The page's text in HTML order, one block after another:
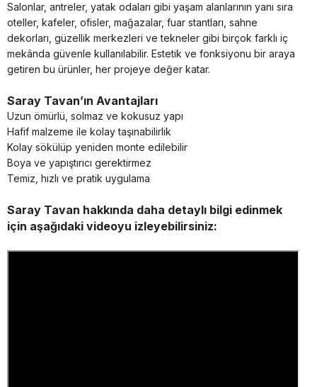
Salonlar, antreler, yatak odaları gibi yaşam alanlarının yanı sıra
oteller, kafeler, ofisler, mağazalar, fuar stantları, sahne
dekorları, güzellik merkezleri ve tekneler gibi birçok farklı iç
mekânda güvenle kullanılabilir. Estetik ve fonksiyonu bir araya
getiren bu ürünler, her projeye değer katar.
Saray Tavan’ın Avantajları
Uzun ömürlü, solmaz ve kokusuz yapı
Hafif malzeme ile kolay taşınabilirlik
Kolay sökülüp yeniden monte edilebilir
Boya ve yapıştırıcı gerektirmez
Temiz, hızlı ve pratik uygulama
Saray Tavan hakkında daha detaylı bilgi edinmek
için aşağıdaki videoyu izleyebilirsiniz: